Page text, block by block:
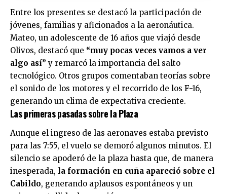
Entre los presentes se destacó la participación de
jóvenes, familias y aficionados a la aeronáutica.
Mateo, un adolescente de 16 años que viajó desde
Olivos, destacó que “muy pocas veces vamos a ver
algo así” y remarcó la importancia del salto
tecnológico. Otros grupos comentaban teorías sobre
el sonido de los motores y el recorrido de los F-16,
generando un clima de expectativa creciente.
Las primeras pasadas sobre la Plaza
Aunque el ingreso de las aeronaves estaba previsto
para las 7:55, el vuelo se demoró algunos minutos. El
silencio se apoderó de la plaza hasta que, de manera
inesperada, la formación en cuña apareció sobre el
Cabildo, generando aplausos espontáneos y un